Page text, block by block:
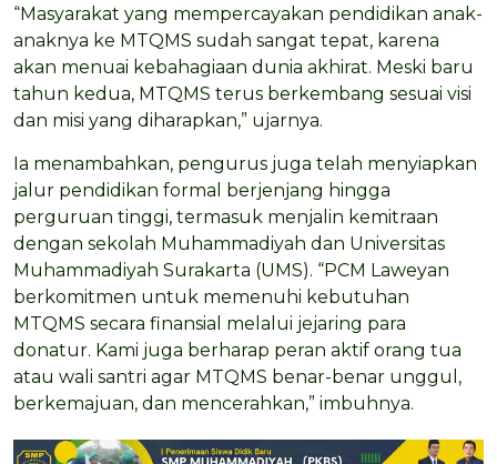
“Masyarakat yang mempercayakan pendidikan anak-
anaknya ke MTQMS sudah sangat tepat, karena
akan menuai kebahagiaan dunia akhirat. Meski baru
tahun kedua, MTQMS terus berkembang sesuai visi
dan misi yang diharapkan,” ujarnya.
Ia menambahkan, pengurus juga telah menyiapkan
jalur pendidikan formal berjenjang hingga
perguruan tinggi, termasuk menjalin kemitraan
dengan sekolah Muhammadiyah dan Universitas
Muhammadiyah Surakarta (UMS). “PCM Laweyan
berkomitmen untuk memenuhi kebutuhan
MTQMS secara finansial melalui jejaring para
donatur. Kami juga berharap peran aktif orang tua
atau wali santri agar MTQMS benar-benar unggul,
berkemajuan, dan mencerahkan,” imbuhnya.